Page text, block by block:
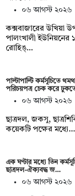
০৬ আগস্ট ২০২৬
কক্সবাজারের উখিয়া
পালংখালী ইউনিয়নের
রোহিঙ্…
পাল্টাপাল্টি কর্মসূচিতে
পরিচয়পত্র চেক করে
০৬ আগস্ট ২০২৬
ছাত্রদল, জকসু,
কয়েকটি পক্ষের মধ্যে…
এক ঘণ্টার মধ্যে তিন
ছাত্রদল-ঐক্যবদ্ধ জ…
০৬ আগস্ট ২০২৬